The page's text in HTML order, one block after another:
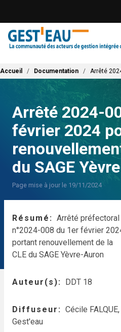
contenu
principal
Fil d'Ariane
Accueil Documentation Arrêté
Arrêté 2024-
février 2024
du SAGE
Page mise à jour le 19/11/2024
Résumé
Arrêté préfectoral
n°2024-008 du 1er février
portant renouvellement de la
CLE du SAGE Yèvre-Auron
Auteur(s) DDT 18
Diffuseur
Cécile
Gest'eau